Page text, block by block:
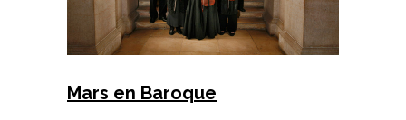
Mars en Baroque